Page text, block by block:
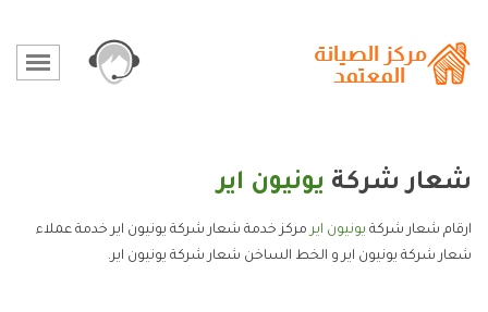
شعار شركة يونيون اير
ارقام شعار شركة يونيون ايرمركز خدمة شعار شركة يونيون اير خدمة عملاء
شعار شركة يونيون اير و الخط الساخن شعار شركة يونيون اير.